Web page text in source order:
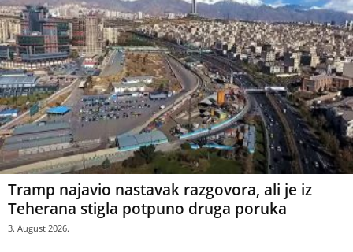
Tramp najavio nastavak razgovora, ali je iz
Teherana stigla potpuno druga poruka
3. August 2026.